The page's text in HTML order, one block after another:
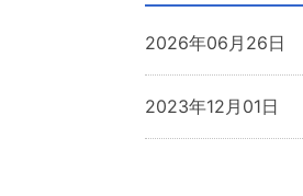
2026年06月26日
2023年12月01日